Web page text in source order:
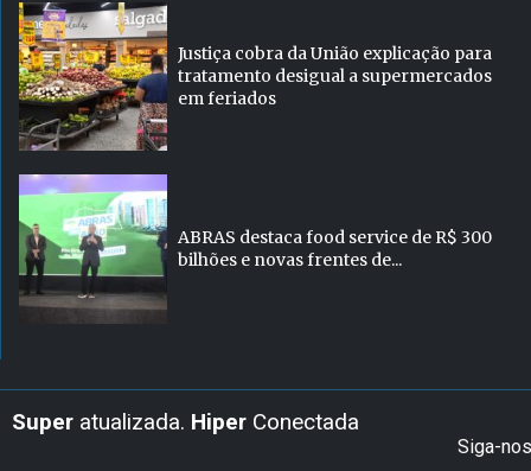
Justiça cobra da União explicação para
tratamento desigual a supermercados
em feriados
ABRAS destaca food service de R$ 300
bilhões e novas frentes de...
Super atualizada. Hiper Conectada
Siga-nos